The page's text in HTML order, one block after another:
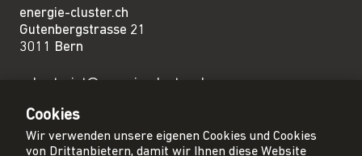
energie-cluster.ch
Gutenbergstrasse 21
3011 Bern
sekretariat@energie-cluster.ch
Cookies
Wir verwenden unsere eigenen Cookies und Cookies
von Drittanbietern, damit wir Ihnen diese Website